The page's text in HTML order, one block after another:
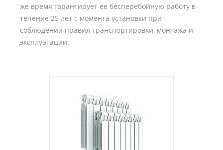
же время гарантирует ее бесперебойную работу в
течение 25 лет с момента установки при
соблюдении правил транспортировки, монтажа и
эксплуатации.